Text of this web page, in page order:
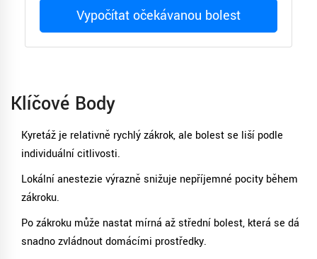
Vypočítat očekávanou bolest
Klíčové Body
Kyretáž je relativně rychlý zákrok, ale bolest se liší podle
individuální citlivosti.
Lokální anestezie výrazně snižuje nepříjemné pocity během
zákroku.
Po zákroku může nastat mírná až střední bolest, která se dá
snadno zvládnout domácími prostředky.